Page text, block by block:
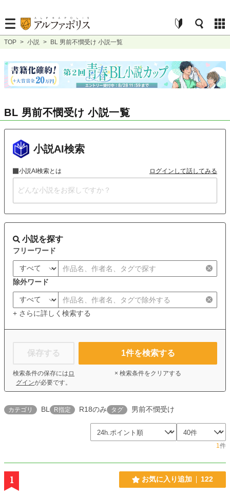
TOP > 小説 > BL 男前不憫受け 小説一覧
BL 男前不憫受け 小説一覧
小説AI検索
小説AI検索とは ログインして話してみる
小説を探す
フリーワード
除外ワード
+ さらに詳しく検索する
保存する
検索条件の保存には ロ
グインが必要です。
1件を検索する
× 検索条件をクリアする
カテゴリ BL R指定 R18のみ タグ 男前不憫受け
1件
1 お気に入り追加 122